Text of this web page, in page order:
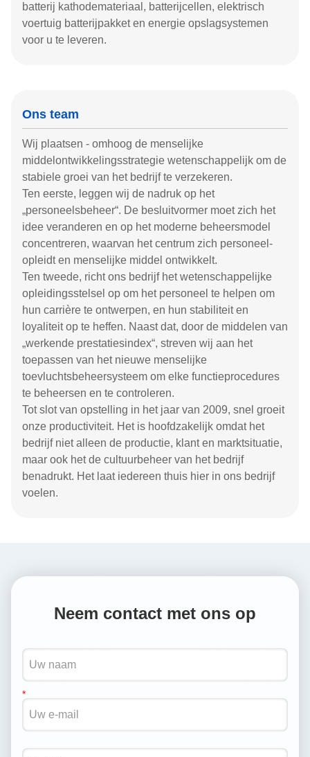
batterij kathodemateriaal, batterijcellen, elektrisch
voertuig batterijpakket en energie opslagsystemen
voor u te leveren.
Ons team
Wij plaatsen - omhoog de menselijke
middelontwikkelingsstrategie wetenschappelijk om de
stabiele groei van het bedrijf te verzekeren.
Ten eerste, leggen wij de nadruk op het
„personeelsbeheer“. De besluitvormer moet zich het
idee veranderen en op het moderne beheersmodel
concentreren, waarvan het centrum zich personeel-
opleidt en menselijke middel ontwikkelt.
Ten tweede, richt ons bedrijf het wetenschappelijke
opleidingsstelsel op om het personeel te helpen om
hun carrière te ontwerpen, en hun stabiliteit en
loyaliteit op te heffen. Naast dat, door de middelen van
„werkende prestatiesindex“, streven wij aan het
toepassen van het nieuwe menselijke
toevluchtsbeheersysteem om elke functieprocedures
te beheersen en te controleren.
Tot slot van opstelling in het jaar van 2009, snel groeit
onze productiviteit. Het is hoofdzakelijk omdat het
bedrijf niet alleen de productie, klant en marktsituatie,
maar ook het de cultuurbeheer van het bedrijf
benadrukt. Het laat iedereen thuis hier in ons bedrijf
voelen.
Neem contact met ons op